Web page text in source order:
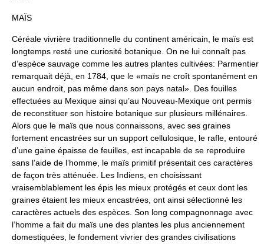
MAÏS
Céréale vivrière traditionnelle du continent américain, le maïs est
longtemps resté une curiosité botanique. On ne lui connaît pas
d’espèce sauvage comme les autres plantes cultivées: Parmentier
remarquait déjà, en 1784, que le «maïs ne croît spontanément en
aucun endroit, pas même dans son pays natal». Des fouilles
effectuées au Mexique ainsi qu’au Nouveau-Mexique ont permis
de reconstituer son histoire botanique sur plusieurs millénaires.
Alors que le maïs que nous connaissons, avec ses graines
fortement encastrées sur un support cellulosique, le rafle, entouré
d’une gaine épaisse de feuilles, est incapable de se reproduire
sans l’aide de l’homme, le maïs primitif présentait ces caractères
de façon très atténuée. Les Indiens, en choisissant
vraisemblablement les épis les mieux protégés et ceux dont les
graines étaient les mieux encastrées, ont ainsi sélectionné les
caractères actuels des espèces. Son long compagnonnage avec
l’homme a fait du maïs une des plantes les plus anciennement
domestiquées, le fondement vivrier des grandes civilisations